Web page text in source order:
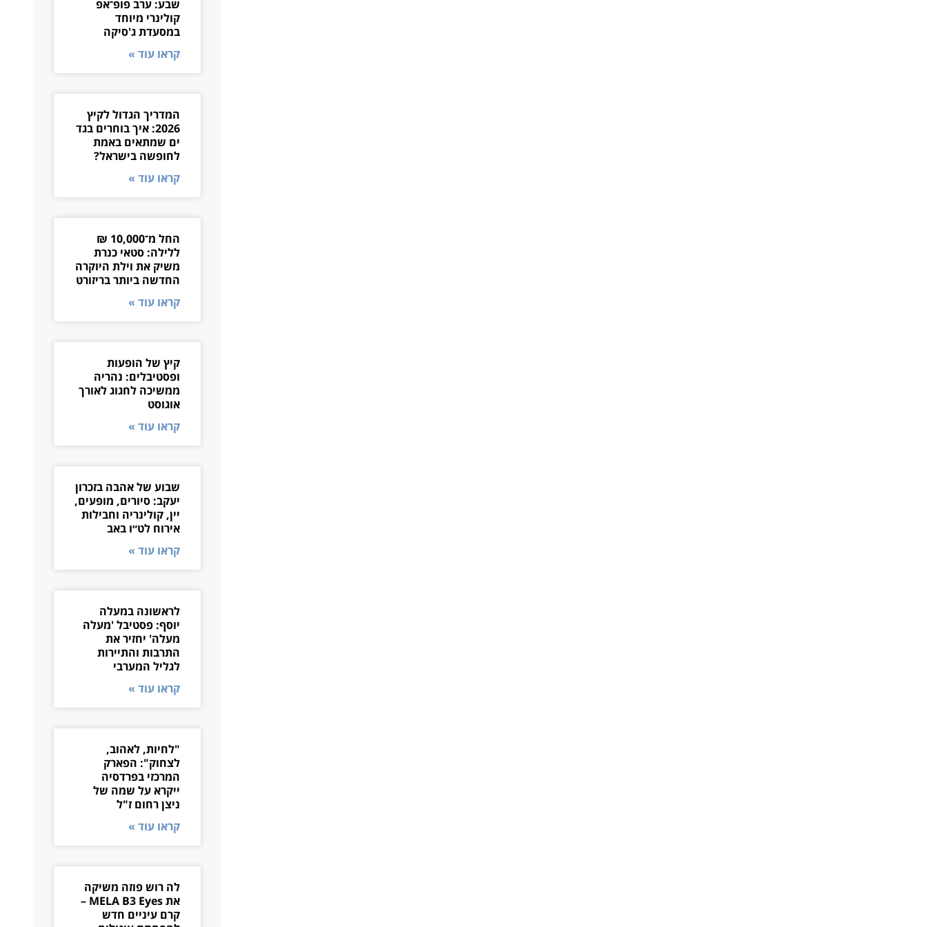
שבע: ערב פופ־אפ
קולינרי מיוחד
במסעדת ג'סיקה
קראו עוד »
המדריך הגדול לקיץ
2026: איך בוחרים בגד
ים שמתאים באמת
לחופשה בישראל?
קראו עוד »
החל מ־10,000 ₪
ללילה: סטאי כנרת
משיק את וילת היוקרה
החדשה ביותר בריזורט
קראו עוד »
קיץ של הופעות
ופסטיבלים: נהריה
ממשיכה לחגוג לאורך
אוגוסט
קראו עוד »
שבוע של אהבה בזכרון
יעקב: סיורים, מופעים,
יין, קולינריה וחבילות
אירוח לט״ו באב
קראו עוד »
לראשונה במעלה
יוסף: פסטיבל 'מעלה
מעלה' יחזיר את
התרבות והתיירות
לגליל המערבי
קראו עוד »
"לחיות, לאהוב,
לצחוק": הפארק
המרכזי בפרדסיה
ייקרא על שמה של
ניצן רחום ז"ל
קראו עוד »
לה רוש פוזה משיקה
את MELA B3 Eyes –
קרם עיניים חדש